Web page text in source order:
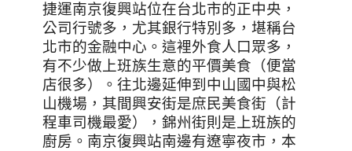
捷運南京復興站位在台北市的正中央，
公司行號多，尤其銀行特別多，堪稱台
北市的金融中心。這裡外食人口眾多，
有不少做上班族生意的平價美食（便當
店很多）。往北邊延伸到中山國中與松
山機場，其間興安街是庶民美食街（計
程車司機最愛），錦州街則是上班族的
廚房。南京復興站南邊有遼寧夜市，本